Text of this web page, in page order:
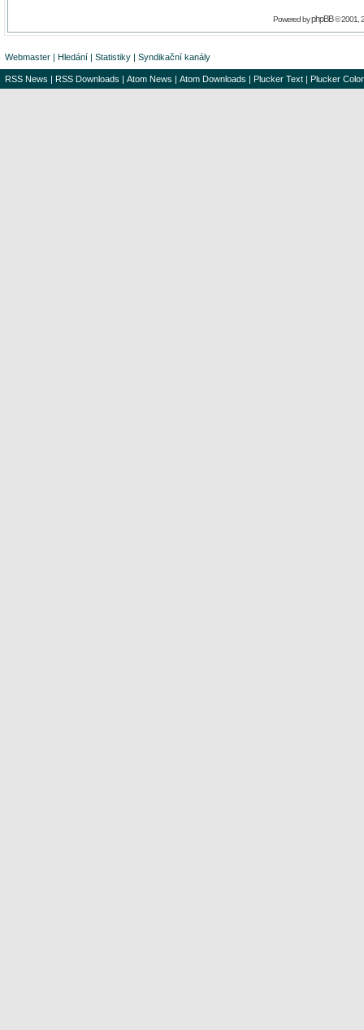
Powered byphpBB© 2001,
Webmaster | Hledání | Statistiky | Syndikační kanály
RSS News | RSS Downloads | Atom News | Atom Downloads | Plucker Text | Plucker Color